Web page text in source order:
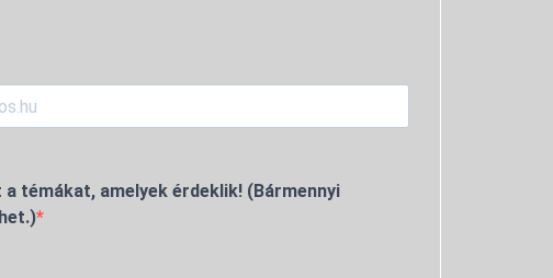
témákat, amelyek érdeklik! (Bármennyi